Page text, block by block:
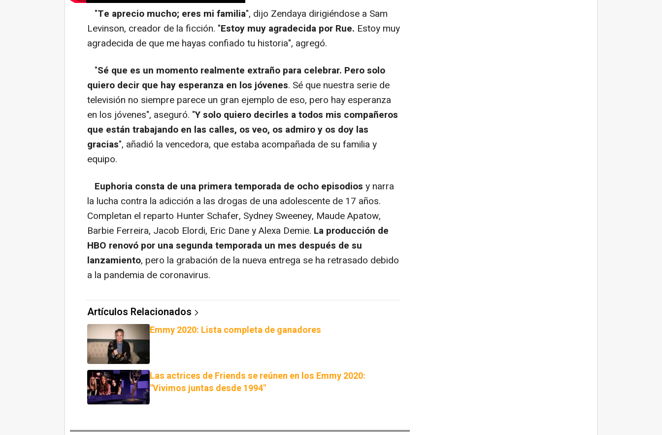
"Te aprecio mucho; eres mi familia", dijo Zendaya dirigiéndose a Sam
Levinson, creador de la ficción. "Estoy muy agradecida por Rue. Estoy muy
agradecida de que me hayas confiado tu historia", agregó.
"Sé que es un momento realmente extraño para celebrar. Pero solo
quiero decir que hay esperanza en los jóvenes. Sé que nuestra serie de
televisión no siempre parece un gran ejemplo de eso, pero hay esperanza
en los jóvenes", aseguró. "Y solo quiero decirles a todos mis compañeros
que están trabajando en las calles, os veo, os admiro y os doy las
gracias", añadió la vencedora, que estaba acompañada de su familia y
equipo.
Euphoria consta de una primera temporada de ocho episodios y narra
la lucha contra la adicción a las drogas de una adolescente de 17 años.
Completan el reparto Hunter Schafer, Sydney Sweeney, Maude Apatow,
Barbie Ferreira, Jacob Elordi, Eric Dane y Alexa Demie. La producción de
HBO renovó por una segunda temporada un mes después de su
lanzamiento, pero la grabación de la nueva entrega se ha retrasado debido
a la pandemia de coronavirus.
Artículos Relacionados
Emmy 2020: Lista completa de ganadores
Las actrices de Friends se reúnen en los Emmy 2020:
"Vivimos juntas desde 1994"